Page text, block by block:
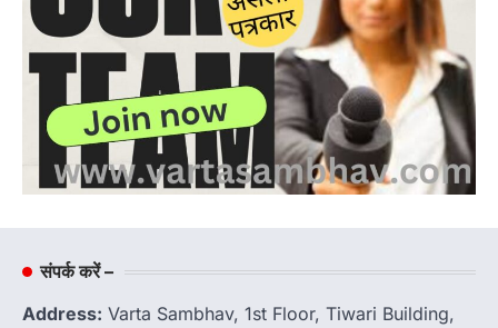
संपर्क करें –
Address: Varta Sambhav, 1st Floor, Tiwari Building,